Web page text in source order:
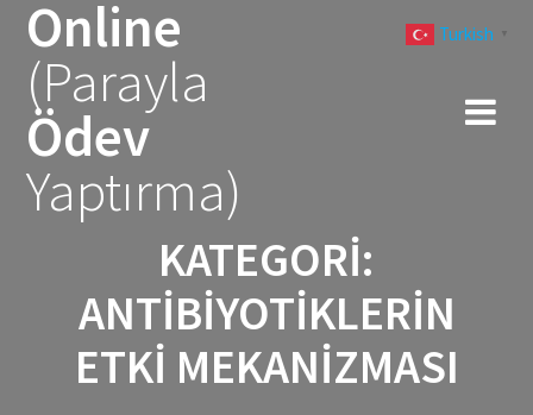
Online
(Parayla
Ödev
Yaptırma)
KATEGORI:
ANTIBIYOTIKLERIN
ETKI MEKANIZMASI
Turkish ▼